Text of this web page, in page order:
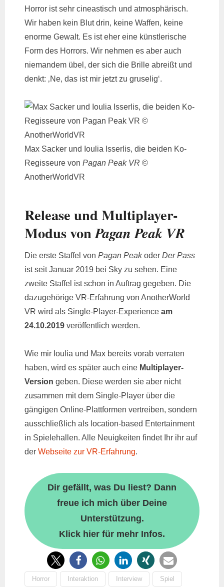
Horror ist sehr cineastisch und atmosphärisch.
Wir haben kein Blut drin, keine Waffen, keine
enorme Gewalt. Es ist eher eine künstlerische
Form des Horrors. Wir nehmen es aber auch
niemandem übel, der sich die Brille abreißt und
denkt: ‚Ne, das ist mir jetzt zu gruselig‘.
Max Sacker und Ioulia Isserlis, die beiden Ko-
Regisseure von Pagan Peak VR ©
AnotherWorldVR
Release und Multiplayer-
Modus vonPagan Peak VR
Die erste Staffel von Pagan Peakoder Der Pass
ist seit Januar 2019 bei Sky zu sehen. Eine
zweite Staffel ist schon in Auftrag gegeben. Die
dazugehörige VR-Erfahrung von AnotherWorld
VR wird als Single-Player-Experience am
24.10.2019veröffentlich werden.
Wie mir Ioulia und Max bereits vorab verraten
haben, wird es später auch eine Multiplayer-
Version geben. Diese werden sie aber nicht
zusammen mit dem Single-Player über die
gängigen Online-Plattformen vertreiben, sondern
ausschließlich als location-based Entertainment
in Spielehallen. Alle Neuigkeiten findet Ihr ihr auf
der Webseite zur VR-Erfahrung.
Dir gefällt, was Du liest? Dann
freue ich mich über Deine
Unterstützung.
Klick hier für mehr Infos.
Horror Interaktion Interview Spiel